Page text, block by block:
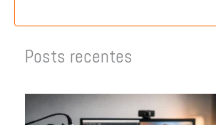
Posts recentes